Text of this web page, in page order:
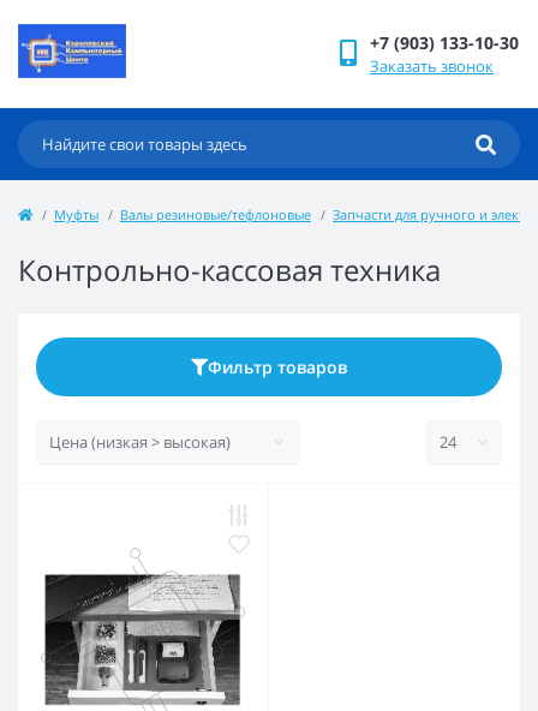
+7 (903) 133-10-30
Заказать звонок
Муфты Валы резиновые/тефлоновые Запчасти для ручного и
Контрольно-кассовая техника
Фильтр товаров